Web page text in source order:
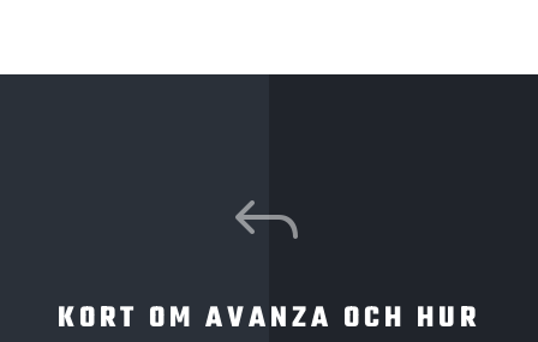
J
KORT OM AVANZA OCH HUR